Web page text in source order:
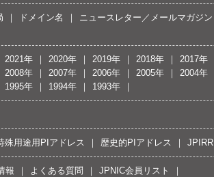
ドメイン名 ニュースレター／メールマガジン
2021年 2020年 2019年 2018年 2017年
2008年 2007年 2006年 2005年 2004年
1995年 1994年 1993年
殊用途用PIアドレス 歴史的PIアドレス JPIRR
報 よくある質問 JPNIC会員リスト